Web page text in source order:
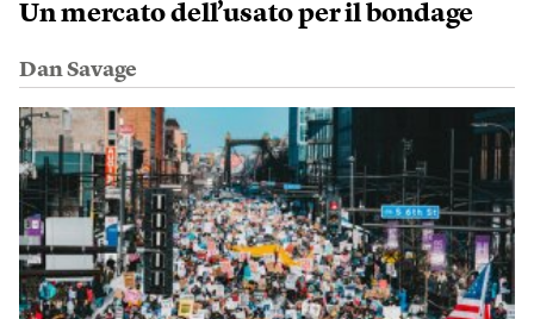
Un mercato dell’usato per il bondage
Dan Savage